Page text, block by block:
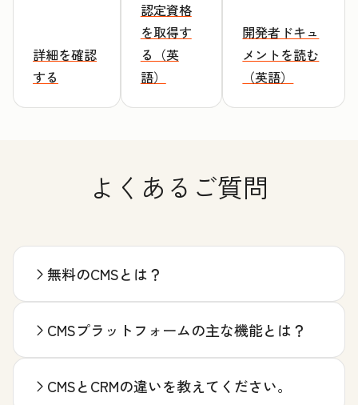
詳細を確認
する
認定資格
を取得す
る（英
語）
開発者ドキュ
メントを読む
（英語）
よくあるご質問
無料のCMSとは？
CMSプラットフォームの主な機能とは？
CMSとCRMの違いを教えてください。